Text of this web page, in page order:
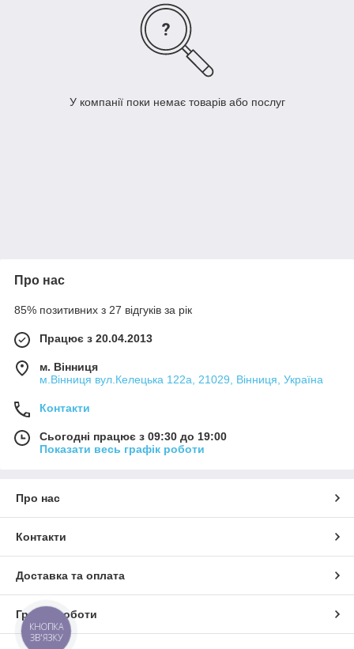
У компанії поки немає товарів або послуг
Про нас
85% позитивних з 27 відгуків за рік
Працює з 20.04.2013
м. Вінниця
м.Вінниця вул.Келецька 122а, 21029, Вінниця, Україна
Контакти
Сьогодні працює з 09:30 до 19:00
Показати весь графік роботи
Про нас
Контакти
Доставка та оплата
Графік роботи
КНОПКА
ЗВ'ЯЗКУ